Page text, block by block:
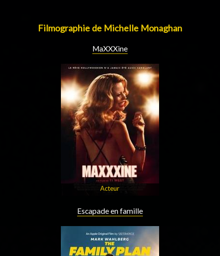
Filmographie de Michelle Monaghan
MaXXXine
Acteur
Escapade en famille